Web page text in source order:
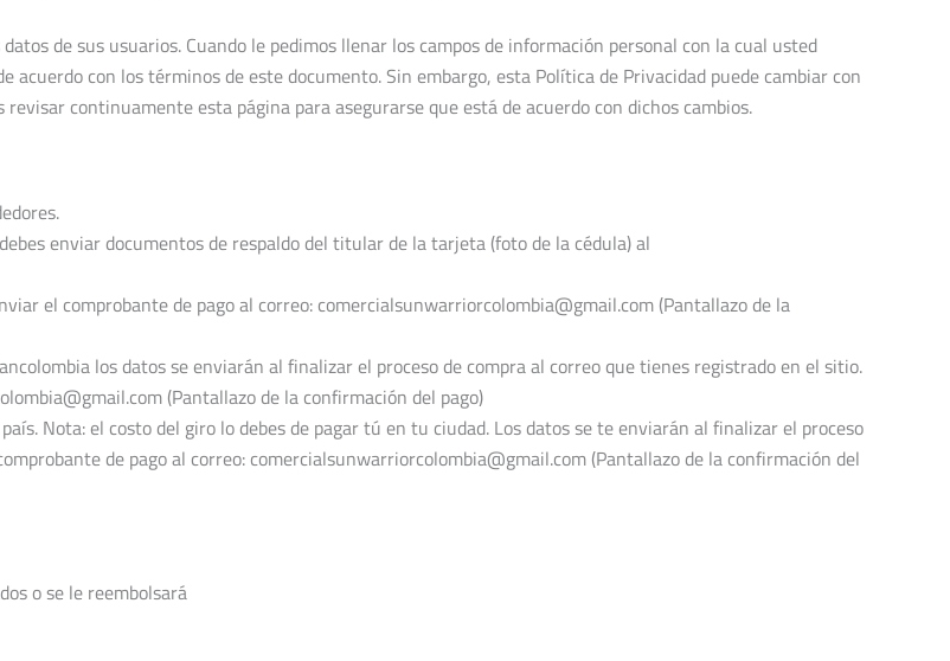
de sus usuarios. Cuando le pedimos llenar los campos de información personal con la cual usted
acuerdo con los términos de este documento. Sin embargo, esta Política de Privacidad puede cambiar con
continuamente esta página para asegurarse que está de acuerdo con dichos cambios.
enviar documentos de respaldo del titular de la tarjeta (foto de la cédula) al
el comprobante de pago al correo: comercialsunwarriorcolombia@gmail.com (Pantallazo de la
los datos se enviarán al finalizar el proceso de compra al correo que tienes registrado en el sitio.
(Pantallazo de la confirmación del pago)
Nota: el costo del giro lo debes de pagar tú en tu ciudad. Los datos se te enviarán al finalizar el proceso
de pago al correo: comercialsunwarriorcolombia@gmail.com (Pantallazo de la confirmación del
o se le reembolsará